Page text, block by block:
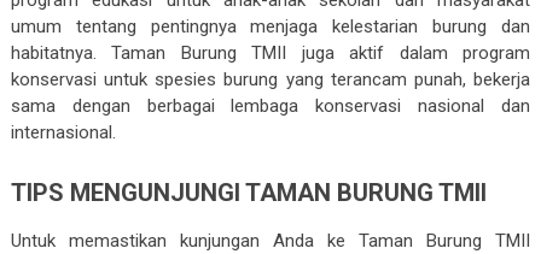
umum tentang pentingnya menjaga kelestarian burung dan
habitatnya. Taman Burung TMII juga aktif dalam program
konservasi untuk spesies burung yang terancam punah, bekerja
sama dengan berbagai lembaga konservasi nasional dan
internasional.
TIPS MENGUNJUNGI TAMAN BURUNG TMII
Untuk memastikan kunjungan Anda ke Taman Burung TMII